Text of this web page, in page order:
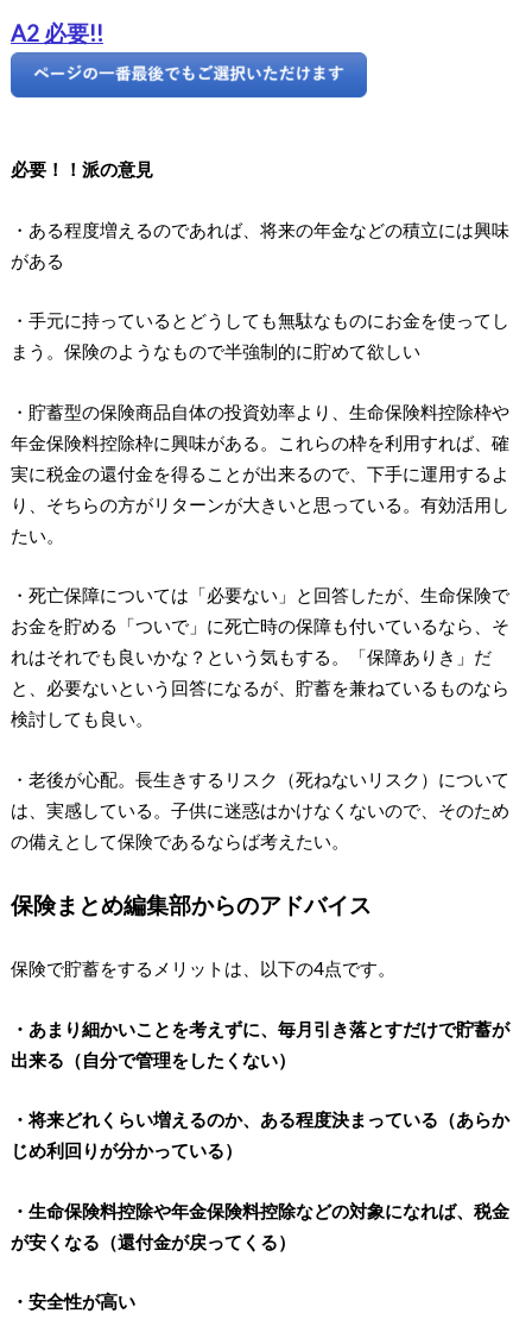
A2 必要!!
必要！！派の意見
・ある程度増えるのであれば、将来の年金などの積立には興味
がある
・手元に持っているとどうしても無駄なものにお金を使ってし
まう。保険のようなもので半強制的に貯めて欲しい
・貯蓄型の保険商品自体の投資効率より、生命保険料控除枠や
年金保険料控除枠に興味がある。これらの枠を利用すれば、確
実に税金の還付金を得ることが出来るので、下手に運用するよ
り、そちらの方がリターンが大きいと思っている。有効活用し
たい。
・死亡保障については「必要ない」と回答したが、生命保険で
お金を貯める「ついで」に死亡時の保障も付いているなら、そ
れはそれでも良いかな？という気もする。「保障ありき」だ
と、必要ないという回答になるが、貯蓄を兼ねているものなら
検討しても良い。
・老後が心配。長生きするリスク（死ねないリスク）について
は、実感している。子供に迷惑はかけなくないので、そのため
の備えとして保険であるならば考えたい。
保険まとめ編集部からのアドバイス
保険で貯蓄をするメリットは、以下の4点です。
・あまり細かいことを考えずに、毎月引き落とすだけで貯蓄が
出来る（自分で管理をしたくない）
・将来どれくらい増えるのか、ある程度決まっている（あらか
じめ利回りが分かっている）
・生命保険料控除や年金保険料控除などの対象になれば、税金
が安くなる（還付金が戻ってくる）
・安全性が高い